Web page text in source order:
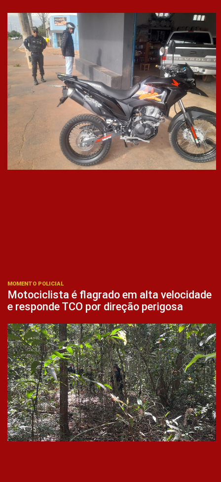
MOMENTO POLICIAL
Motociclista é flagrado em alta velocidade
e responde TCO por direção perigosa